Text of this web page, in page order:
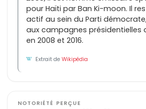
pour Haïti par Ban Ki-moon. Il
actif au sein du Parti
aux campagnes présidentielles
en 2008 et 2016.
Extrait deWikipédia
NOTORIÉTÉ PERÇUE